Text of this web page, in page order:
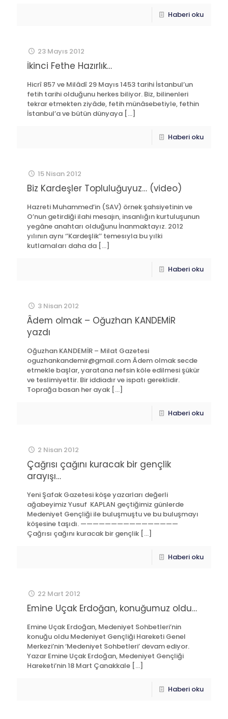
Haberi oku
23 Mayıs 2012
İkinci Fethe Hazırlık…
Hicrî 857 ve Milâdî 29 Mayıs 1453 tarihi İstanbul’un
fetih tarihi olduğunu herkes biliyor. Biz, bilinenleri
tekrar etmekten ziyâde, fetih münâsebetiyle, fethin
İstanbul’a ve bütün dünyaya […]
Haberi oku
15 Nisan 2012
Biz Kardeşler Topluluğuyuz… (video)
Hazreti Muhammed’in (SAV) örnek şahsiyetinin ve
O’nun getirdiği ilahi mesajın, insanlığın kurtuluşunun
yegâne anahtarı olduğunu İnanmaktayız. 2012
yılının aynı ‘’Kardeşlik’’ temesıyla bu yılki
kutlamaları daha da […]
Haberi oku
3 Nisan 2012
Âdem olmak – Oğuzhan KANDEMİR
yazdı
Oğuzhan KANDEMİR – Milat Gazetesi
oguzhankandemir@gmail.com Âdem olmak secde
etmekle başlar, yaratana nefsin köle edilmesi şükür
ve teslimiyettir. Bir iddiadır ve ispatı gereklidir.
Toprağa basan her ayak […]
Haberi oku
2 Nisan 2012
Çağrısı çağını kuracak bir gençlik
arayışı…
Yeni Şafak Gazetesi köşe yazarları değerli
ağabeyimiz Yusuf KAPLAN geçtiğimiz günlerde
Medeniyet Gençliği ile buluşmuştu ve bu buluşmayı
köşesine taşıdı. ————————————————
Çağrısı çağını kuracak bir gençlik […]
Haberi oku
22 Mart 2012
Emine Uçak Erdoğan, konuğumuz oldu…
Emine Uçak Erdoğan, Medeniyet Sohbetleri’nin
konuğu oldu Medeniyet Gençliği Hareketi Genel
Merkezi’nin ‘Medeniyet Sohbetleri’ devam ediyor.
Yazar Emine Uçak Erdoğan, Medeniyet Gençliği
Hareketi’nin 18 Mart Çanakkale […]
Haberi oku